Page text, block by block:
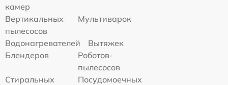
камер
Вертикальных
пылесосов
Мультиварок
Водонагревателей
Вытяжек
Блендеров
Роботов-
пылесосов
Стиральных
Посудомоечных